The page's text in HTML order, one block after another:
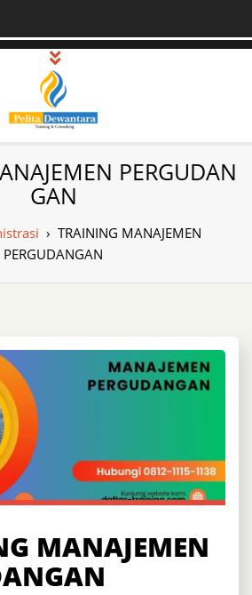
Pusat Pelatihan
dan Sertifikasi –
Daftar Training
Indonesia
Sertifikasi di Indonesia
PERGUDAN
GAN
› TRAINING MANAJEMEN
PERGUDANGAN
MANAJEMEN